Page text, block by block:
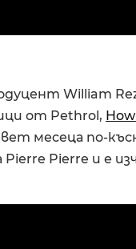
William
от Pethrol,
месеца по-
Pierre Pierre и е